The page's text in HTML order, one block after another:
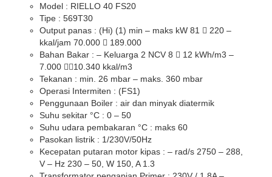
Model : RIELLO 40 FS20
Tipe : 569T30
Output panas : (Hi) (1) min – maks kW 81  220 –
kkal/jam 70.000  189.000
Bahan Bakar : – Keluarga 2 NCV 8  12 kWh/m3 –
7.000 10.340 kkal/m3
Tekanan : min. 26 mbar – maks. 360 mbar
Operasi Intermiten : (FS1)
Penggunaan Boiler : air dan minyak diatermik
Suhu sekitar °C : 0 – 50
Suhu udara pembakaran °C : maks 60
Pasokan listrik : 1/230V/50Hz
Kecepatan putaran motor kipas : – rad/s 2750 – 288,
V – Hz 230 – 50, W 150, A 1.3